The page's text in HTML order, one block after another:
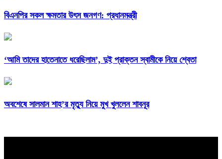
বিএনপির সকল ক্ষমতার উৎস জনগণ: প্রধানমন্ত্রী
‘আমি তাদের হাতেনাতে ধরেছিলাম’, দুই প্রাক্তন স্বামীকে নিয়ে শ্বেতা
অবশেষে সালমান শাহ’র মৃত্যু নিয়ে মুখ খুললেন শাবনূর